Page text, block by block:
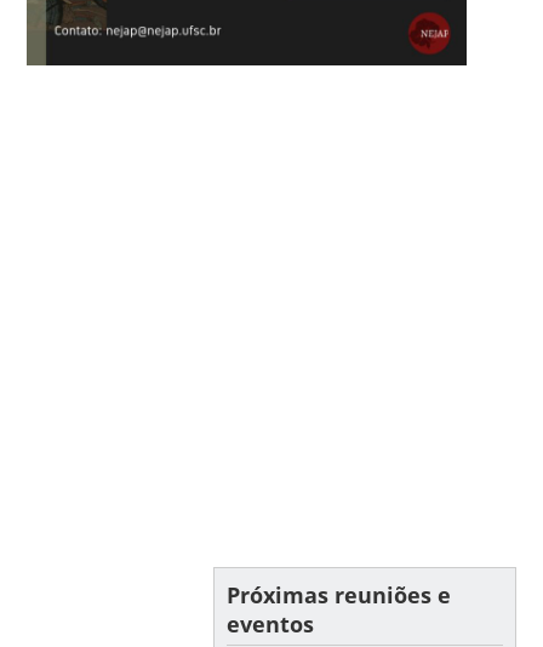
Próximas reuniões e
eventos